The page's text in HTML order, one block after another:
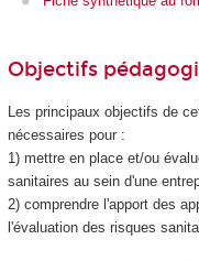
Objectifs
Les principaux objectifs de
nécessaires pour :
1) mettre en place et/ou
sanitaires au sein d'une
2) comprendre l'apport des
l'évaluation des risques